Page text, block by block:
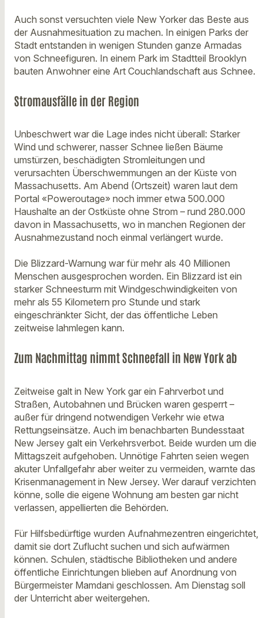
Auch sonst versuchten viele New Yorker das Beste aus
der Ausnahmesituation zu machen. In einigen Parks der
Stadt entstanden in wenigen Stunden ganze Armadas
von Schneefiguren. In einem Park im Stadtteil Brooklyn
bauten Anwohner eine Art Couchlandschaft aus Schnee.
Stromausfälle in der Region
Unbeschwert war die Lage indes nicht überall: Starker
Wind und schwerer, nasser Schnee ließen Bäume
umstürzen, beschädigten Stromleitungen und
verursachten Überschwemmungen an der Küste von
Massachusetts. Am Abend (Ortszeit) waren laut dem
Portal «Poweroutage» noch immer etwa 500.000
Haushalte an der Ostküste ohne Strom – rund 280.000
davon in Massachusetts, wo in manchen Regionen der
Ausnahmezustand noch einmal verlängert wurde.
Die Blizzard-Warnung war für mehr als 40 Millionen
Menschen ausgesprochen worden. Ein Blizzard ist ein
starker Schneesturm mit Windgeschwindigkeiten von
mehr als 55 Kilometern pro Stunde und stark
eingeschränkter Sicht, der das öffentliche Leben
zeitweise lahmlegen kann.
Zum Nachmittag nimmt Schneefall in New York ab
Zeitweise galt in New York gar ein Fahrverbot und
Straßen, Autobahnen und Brücken waren gesperrt –
außer für dringend notwendigen Verkehr wie etwa
Rettungseinsätze. Auch im benachbarten Bundesstaat
New Jersey galt ein Verkehrsverbot. Beide wurden um die
Mittagszeit aufgehoben. Unnötige Fahrten seien wegen
akuter Unfallgefahr aber weiter zu vermeiden, warnte das
Krisenmanagement in New Jersey. Wer darauf verzichten
könne, solle die eigene Wohnung am besten gar nicht
verlassen, appellierten die Behörden.
Für Hilfsbedürftige wurden Aufnahmezentren eingerichtet,
damit sie dort Zuflucht suchen und sich aufwärmen
können. Schulen, städtische Bibliotheken und andere
öffentliche Einrichtungen blieben auf Anordnung von
Bürgermeister Mamdani geschlossen. Am Dienstag soll
der Unterricht aber weitergehen.